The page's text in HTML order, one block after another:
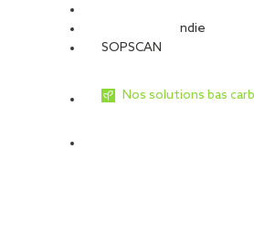
Sécurité Incendie
SOPSCAN
Nos solutions bas
sont pas encore certifiées 1552 pour